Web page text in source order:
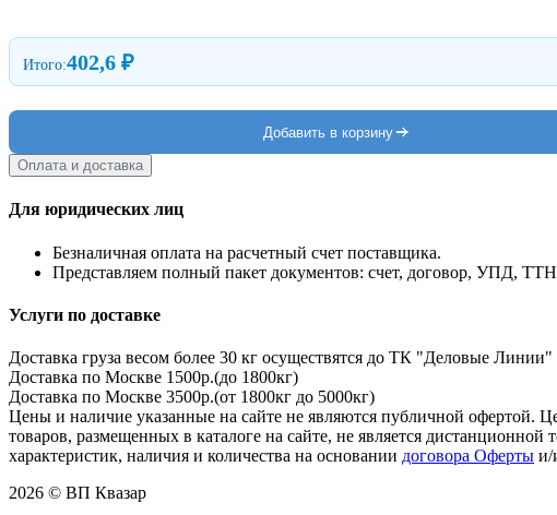
Итого:402,6 ₽
Добавить в корзину
Оплата и доставка
Для юридических лиц
Безналичная оплата на расчетный счет поставщика.
Представляем полный пакет документов: счет, договор, УПД,
Услуги по доставке
Доставка груза весом более 30 кг осуществятся до ТК "Деловые
Доставка по Москве 1500р.(до 1800кг)
Доставка по Москве 3500р.(от 1800кг до 5000кг)
Цены и наличие указанные на сайте не являются публичной офертой.
товаров, размещенных в каталоге на сайте, не является
характеристик, наличия и количества на основании договора Оферты и/
2026 © ВП Квазар